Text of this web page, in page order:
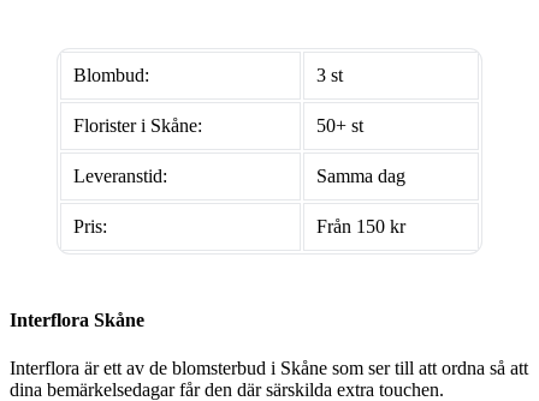
Blombud: 3 st
Florister i Skåne: 50+ st
Leveranstid: Samma dag
Pris: Från 150 kr
Interflora Skåne
Interflora är ett av de blomsterbud i Skåne som ser till att ordna så att
dina bemärkelsedagar får den där särskilda extra touchen.